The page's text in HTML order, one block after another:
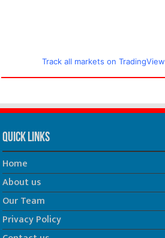
Track all markets on TradingView
Quick Links
Home
About us
Our Team
Privacy Policy